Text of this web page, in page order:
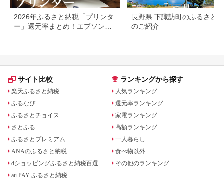
2026年ふるさと納税「プリンタ
ー」還元率まとめ！エプソン・
長野県 下諏訪町のふるさと
のご紹介
サイト比較
楽天ふるさと納税
ふるなび
ふるさとチョイス
さとふる
ふるさとプレミアム
ANAのふるさと納税
dショッピングふるさと納税百選
au PAY ふるさと納税
ランキングから探す
人気ランキング
還元率ランキング
家電ランキング
高額ランキング
一人暮らし
食べ物以外
その他のランキング